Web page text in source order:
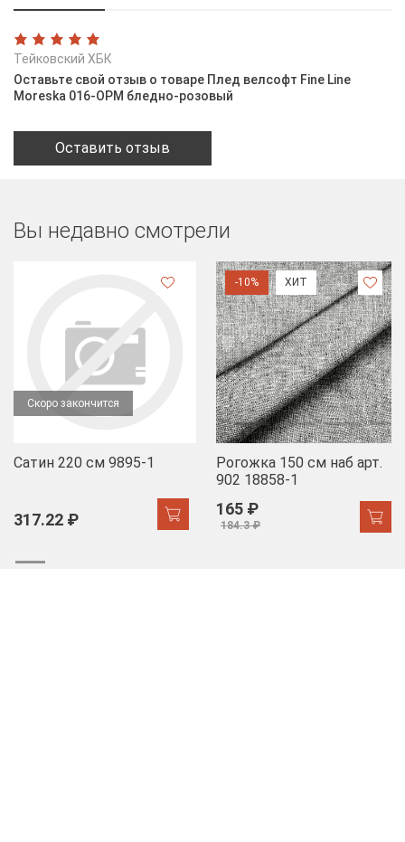
Тейковский ХБК
Оставьте свой отзыв о товаре Плед велсофт Fine Line
Moreska 016-OPM бледно-розовый
Оставить отзыв
Вы недавно смотрели
Скоро закончится
Сатин 220 см 9895-1
317.22 ₽
-10% ХИТ
Рогожка 150 см наб арт.
902 18858-1
165 ₽
184.3 ₽